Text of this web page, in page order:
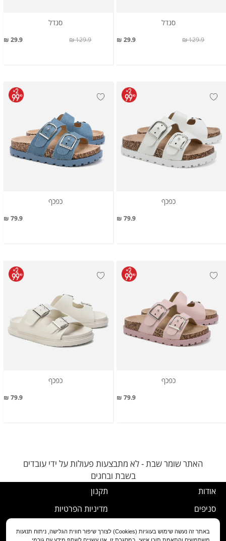
סנדל
29.9 ₪ 129.9 ₪
סנדל
29.9 ₪ 129.9 ₪
כפכף
79.9 ₪
כפכף
79.9 ₪
כפכף
79.9 ₪
כפכף
79.9 ₪
האתר שומר שבת - לא מתבצעות פעולות על ידי עובדים
בשבת ובחגים
אודות
סניפים
תקנון
מדיניות הפרטיות
נוהל ביטול עסקה
באתר זה נעשה שימוש בעוגיות (Cookies) לצורך שיפור חווית הגלישה, ניתוח תנועות